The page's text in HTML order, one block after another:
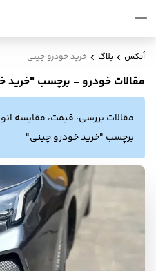
اُتکس بلاگ خرید خودرو چینی
مقالات خودرو - برچسب "خرید
مقالات بررسی، قیمت، مقایسه
برچسب "خرید خودرو چینی"